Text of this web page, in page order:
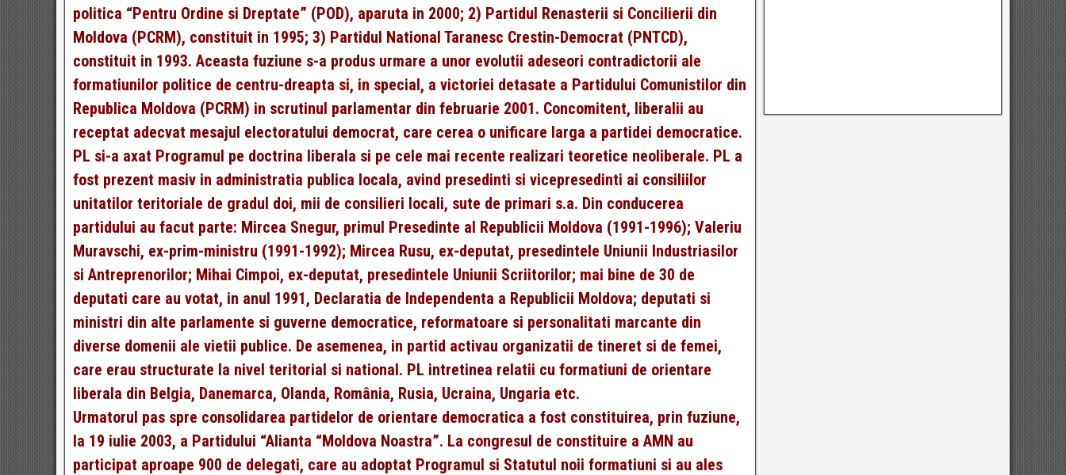
politica “Pentru Ordine si Dreptate” (POD), aparuta in 2000; 2) Partidul Renasterii si Concilierii din
Moldova (PCRM), constituit in 1995; 3) Partidul National Taranesc Crestin-Democrat (PNTCD),
constituit in 1993. Aceasta fuziune s-a produs urmare a unor evolutii adeseori contradictorii ale
formatiunilor politice de centru-dreapta si, in special, a victoriei detasate a Partidului Comunistilor din
Republica Moldova (PCRM) in scrutinul parlamentar din februarie 2001. Concomitent, liberalii au
receptat adecvat mesajul electoratului democrat, care cerea o unificare larga a partidei democratice.
PL si-a axat Programul pe doctrina liberala si pe cele mai recente realizari teoretice neoliberale. PL a
fost prezent masiv in administratia publica locala, avind presedinti si vicepresedinti ai consiliilor
unitatilor teritoriale de gradul doi, mii de consilieri locali, sute de primari s.a. Din conducerea
partidului au facut parte: Mircea Snegur, primul Presedinte al Republicii Moldova (1991-1996); Valeriu
Muravschi, ex-prim-ministru (1991-1992); Mircea Rusu, ex-deputat, presedintele Uniunii Industriasilor
si Antreprenorilor; Mihai Cimpoi, ex-deputat, presedintele Uniunii Scriitorilor; mai bine de 30 de
deputati care au votat, in anul 1991, Declaratia de Independenta a Republicii Moldova; deputati si
ministri din alte parlamente si guverne democratice, reformatoare si personalitati marcante din
diverse domenii ale vietii publice. De asemenea, in partid activau organizatii de tineret si de femei,
care erau structurate la nivel teritorial si national. PL intretinea relatii cu formatiuni de orientare
liberala din Belgia, Danemarca, Olanda, România, Rusia, Ucraina, Ungaria etc.
Urmatorul pas spre consolidarea partidelor de orientare democratica a fost constituirea, prin fuziune,
la 19 iulie 2003, a Partidului “Alianta “Moldova Noastra”. La congresul de constituire a AMN au
participat aproape 900 de delegati, care au adoptat Programul si Statutul noii formatiuni si au ales